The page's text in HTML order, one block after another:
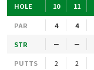
HOLE 10 11
PAR 4 4
STR
－ －
PUTTS
2 2